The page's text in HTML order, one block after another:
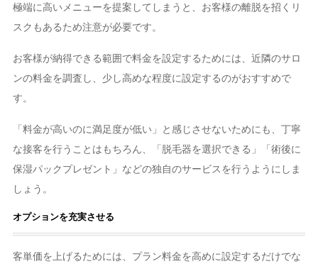
極端に高いメニューを提案してしまうと、お客様の離脱を招くリ
スクもあるため注意が必要です。
お客様が納得できる範囲で料金を設定するためには、近隣のサロ
ンの料金を調査し、少し高めな程度に設定するのがおすすめで
す。
「料金が高いのに満足度が低い」と感じさせないためにも、丁寧
な接客を行うことはもちろん、「脱毛器を選択できる」「術後に
保湿パックプレゼント」などの独自のサービスを行うようにしま
しょう。
オプションを充実させる
客単価を上げるためには、プラン料金を高めに設定するだけでな